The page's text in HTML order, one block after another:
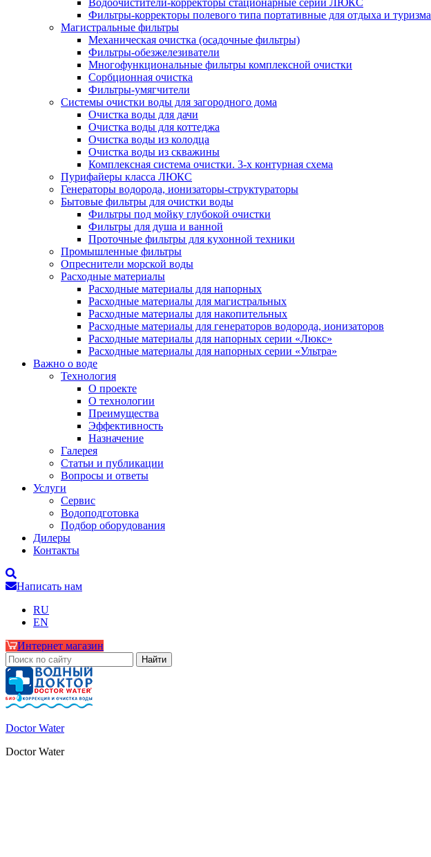
Водоочистители-корректоры стационарные серии ЛЮКС
Фильтры-корректоры полевого типа портативные для отдыха и туризма
Магистральные фильтры
Механическая очистка (осадочные фильтры)
Фильтры-обезжелезиватели
Многофункциональные фильтры комплексной очистки
Сорбционная очистка
Фильтры-умягчители
Системы очистки воды для загородного дома
Очистка воды для дачи
Очистка воды для коттеджа
Очистка воды из колодца
Очистка воды из скважины
Комплексная система очистки. 3-х контурная схема
Пурифайеры класса ЛЮКС
Генераторы водорода, ионизаторы-структураторы
Бытовые фильтры для очистки воды
Фильтры под мойку глубокой очистки
Фильтры для душа и ванной
Проточные фильтры для кухонной техники
Промышленные фильтры
Опреснители морской воды
Расходные материалы
Расходные материалы для напорных
Расходные материалы для магистральных
Расходные материалы для накопительных
Расходные материалы для генераторов водорода, ионизаторов
Расходные материалы для напорных серии «Люкс»
Расходные материалы для напорных серии «Ультра»
Важно о воде
Технология
О проекте
О технологии
Преимущества
Эффективность
Назначение
Галерея
Статьи и публикации
Вопросы и ответы
Услуги
Сервис
Водоподготовка
Подбор оборудования
Дилеры
Контакты
Написать нам
RU
EN
Интернет магазин
Doctor Water
Doctor Water